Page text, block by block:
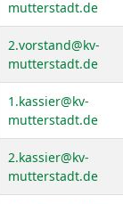
mutterstadt.de
2.vorstand@kv-
mutterstadt.de
1.kassier@kv-
mutterstadt.de
2.kassier@kv-
mutterstadt.de